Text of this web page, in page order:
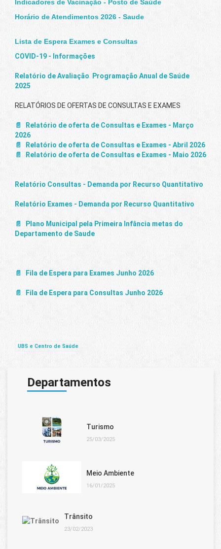
Indicadores de Vacinação - Posto de Saúde
Horário de Atendimentos 2026 - Saude
Lista de Espera Exames e Consultas
COVID-19 - Informações
Relatório de Avaliação Programação Anual de Saúde
2025
RELATÓRIOS DE OFERTAS DE CONSULTAS E EXAMES
Relatório de oferta de Consultas e Exames - Março
2026
Relatório de oferta de Consultas e Exames - Abril 2026
Relatório de oferta de Consultas e Exames - Maio 2026
Relatório Consultas - Demanda por Recurso Quantitativo
Relatório Exames - Demanda por Recurso Quantitativo
Plano Municipal pela Primeira Infância metas do
Departamento de Saude
Fila de Espera para Exames Junho 2026
Fila de Espera para Consultas Junho 2026
UBS e Centro de Saúde
Departamentos
Turismo
25/03/2025
Meio Ambiente
16/01/2025
Trânsito
23/02/2023